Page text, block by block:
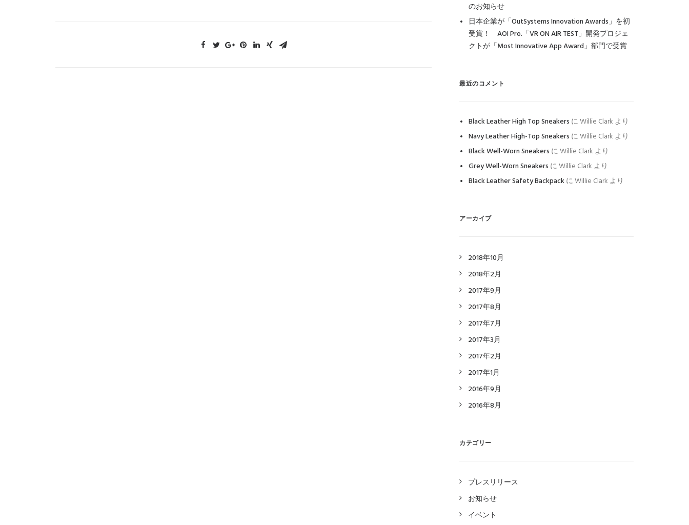
のお知らせ
日本企業が「OutSystems Innovation Awards」を初
受賞！ AOI Pro.「VR ON AIR TEST」開発プロジェ
クトが「Most Innovative App Award」部門で受賞
最近のコメント
Black Leather High Top Sneakers にWillie Clark より
Navy Leather High-Top Sneakers にWillie Clark より
Black Well-Worn Sneakers にWillie Clark より
Grey Well-Worn Sneakers にWillie Clark より
Black Leather Safety BackpackにWillie Clark より
アーカイブ
2018年10月
2018年2月
2017年9月
2017年8月
2017年7月
2017年3月
2017年2月
2017年1月
2016年9月
2016年8月
カテゴリー
プレスリリース
お知らせ
イベント